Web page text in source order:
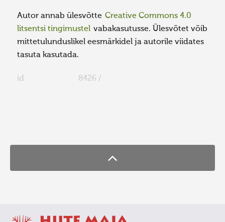
Autor annab ülesvõtte Creative Commons 4.0
litsentsi tingimustel vabakasutusse. Ülesvõtet võib
mittetulunduslikel eesmärkidel ja autorile viidates
tasuta kasutada.
id 8426 /